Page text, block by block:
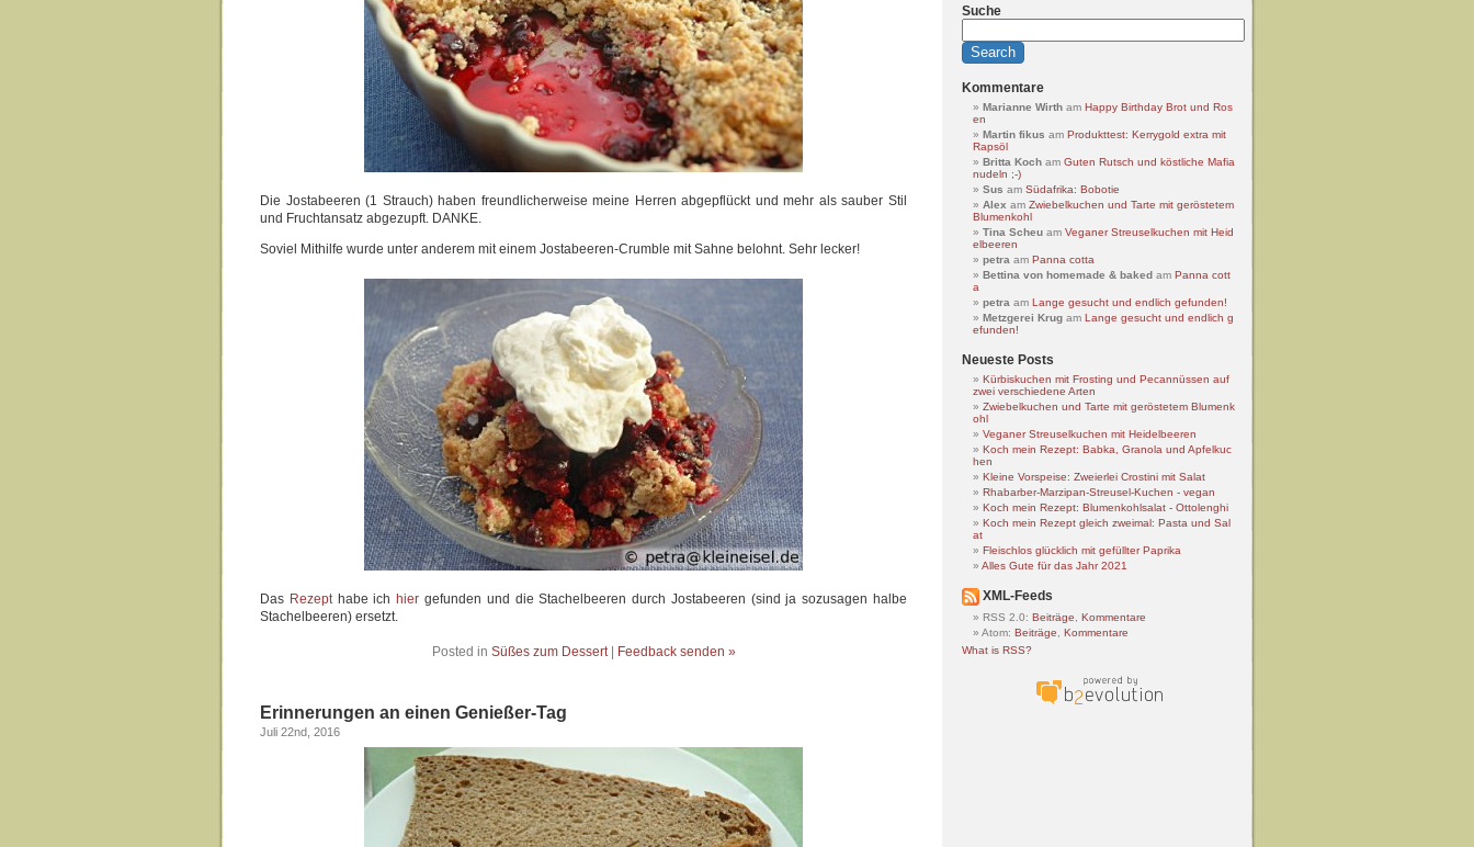
Die Jostabeeren (1 Strauch) haben freundlicherweise meine Herren abgepflückt und mehr als sauber Stil
und Fruchtansatz abgezupft. DANKE.
Soviel Mithilfe wurde unter anderem mit einem Jostabeeren-Crumble mit Sahne belohnt. Sehr lecker!
Das Rezepthabe ich hier gefunden und die Stachelbeeren durch Jostabeeren (sind ja sozusagen halbe
Stachelbeeren) ersetzt.
Posted in Süßes zum Dessert| Feedback senden »
Erinnerungen an einen Genießer-Tag
Juli 22nd, 2016
Suche
Kommentare
Marianne Wirth am Happy Birthday Brot und Ros
en
Martin fikus am Produkttest: Kerrygold extra mit
Rapsöl
Britta Koch am Guten Rutsch und köstliche Mafia
nudeln ;-)
Sus am Südafrika: Bobotie
Alex am Zwiebelkuchen und Tarte mit geröstetem
Blumenkohl
Tina Scheu am Veganer Streuselkuchen mit Heid
elbeeren
petra am Panna cotta
Bettina von homemade & baked am Panna cott
a
petra am Lange gesucht und endlich gefunden!
Metzgerei Krug am Lange gesucht und endlich g
efunden!
Neueste Posts
Kürbiskuchen mit Frosting und Pecannüssen auf
zwei verschiedene Arten
Zwiebelkuchen und Tarte mit geröstetem Blumenk
ohl
Veganer Streuselkuchen mit Heidelbeeren
Koch mein Rezept: Babka, Granola und Apfelkuc
hen
Kleine Vorspeise: Zweierlei Crostini mit Salat
Rhabarber-Marzipan-Streusel-Kuchen - vegan
Koch mein Rezept: Blumenkohlsalat - Ottolenghi
Koch mein Rezept gleich zweimal: Pasta und Sal
at
Fleischlos glücklich mit gefüllter Paprika
Alles Gute für das Jahr 2021
XML-Feeds
RSS 2.0: Beiträge
Kommentare
Atom: Beiträge
Kommentare
What is RSS?